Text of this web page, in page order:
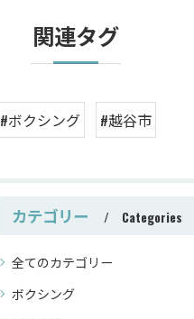
関連タグ
#ボクシング #越谷市
カテゴリー Categories
全てのカテゴリー
ボクシング